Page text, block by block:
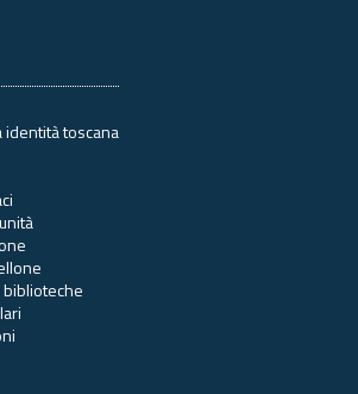
identità toscana